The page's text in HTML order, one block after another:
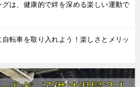
は、健康的で絆を深める楽しい運動で
転車を取り入れよう！楽しさとメリッ